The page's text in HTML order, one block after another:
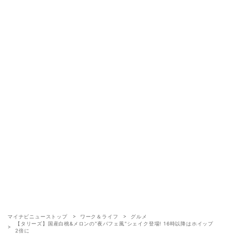
マイナビニューストップ ワーク＆ライフ
グルメ
【タリーズ】国産白桃&メロンの"夜パフェ風"シェイク登場! 16時以降はホイップ
2倍に